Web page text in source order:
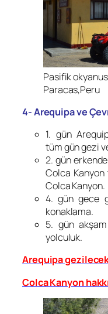
Pasifik
Paracas,Peru
4- Arequipa ve
1. gün
tüm gün gezi
2. gün
Colca
Colca Kanyon.
4. gün gece
konaklama.
5. gün
yolculuk.
Arequipa
Colca Kanyon